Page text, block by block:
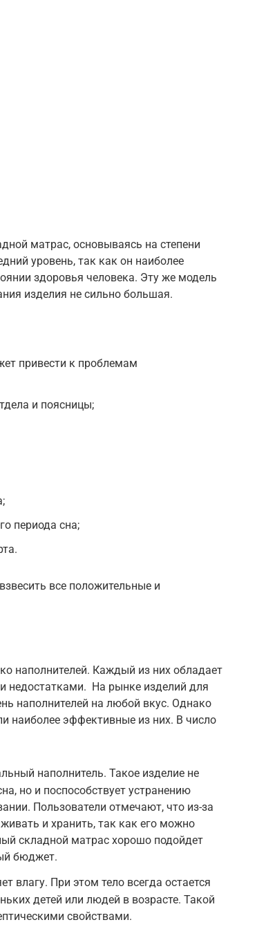
матрас, основываясь на степени
уровень, так как он наиболее
здоровья человека. Эту же модель
изделия не сильно большая.
привести к проблемам
и поясницы;
периода сна;
все положительные и
наполнителей. Каждый из них обладает
недостатками. На рынке изделий для
наполнителей на любой вкус. Однако
наиболее эффективные из них. В число
наполнитель. Такое изделие не
но и поспособствует устранению
Пользователи отмечают, что из-за
и хранить, так как его можно
складной матрас хорошо подойдет
бюджет.
влагу. При этом тело всегда остается
детей или людей в возрасте. Такой
свойствами.